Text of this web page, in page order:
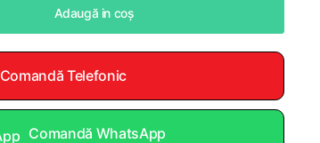
Adaugă in coş
Comandă Telefonic
Comandă WhatsApp